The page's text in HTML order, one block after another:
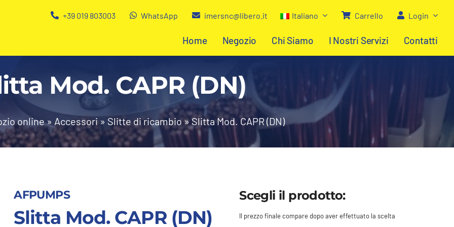
+39 019 803003 WhatsApp imersnc@libero.it Italiano Carrello Login
Home Negozio Chi Siamo I Nostri Servizi Contatti
Mod. CAPR (DN)
online» Accessori » Slitte di ricambio» Slitta Mod. CAPR (DN)
AFPUMPS
Slitta Mod. CAPR (DN)
Scegli il prodotto:
Il prezzo finale compare dopo aver effettuato la scelta